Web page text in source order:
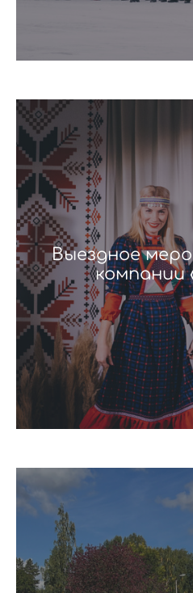
Выездное
компании